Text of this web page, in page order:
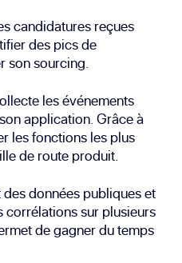
candidatures reçues
des pics de
son sourcing.
les événements
application. Grâce à
les fonctions les plus
de route produit.
données publiques et
corrélations sur plusieurs
de gagner du temps